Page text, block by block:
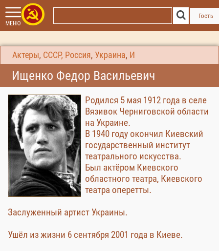
МЕНЮ
Гость
Актеры, СССР, Россия, Украина, И
Ищенко Федор Васильевич
Родился 5 мая 1912 года в селе
Вязивок Черниговской области
на Украине.
В 1940 году окончил Киевский
государственный институт
театрального искусства.
Был актёром Киевского
областного театра, Киевского
театра оперетты.
Заслуженный артист Украины.
Ушёл из жизни 6 сентября 2001 года в Киеве.